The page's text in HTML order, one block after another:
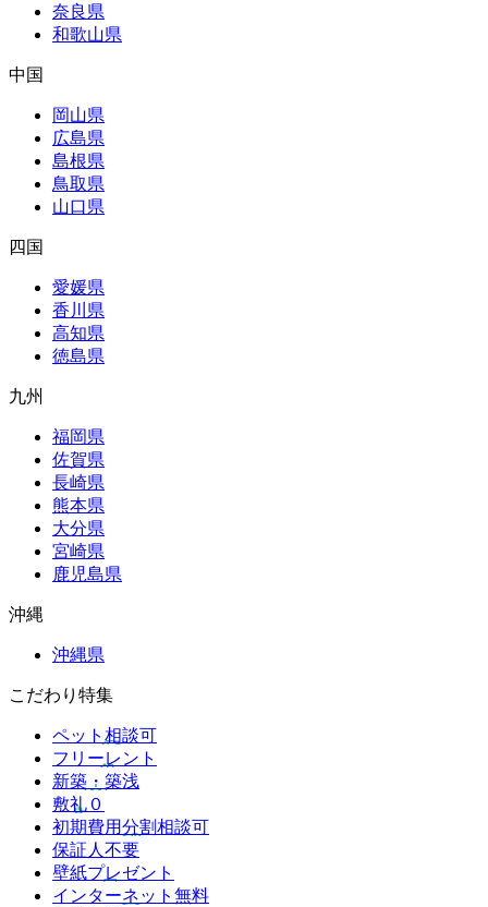
奈良県
和歌山県
中国
岡山県
広島県
島根県
鳥取県
山口県
四国
愛媛県
香川県
高知県
徳島県
九州
福岡県
佐賀県
長崎県
熊本県
大分県
宮崎県
鹿児島県
沖縄
沖縄県
こだわり特集
ペット相談可
フリーレント
新築・築浅
敷礼０
初期費用分割相談可
保証人不要
壁紙プレゼント
インターネット無料